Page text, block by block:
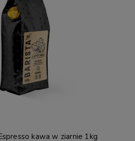
kawa w ziarnie 1kg